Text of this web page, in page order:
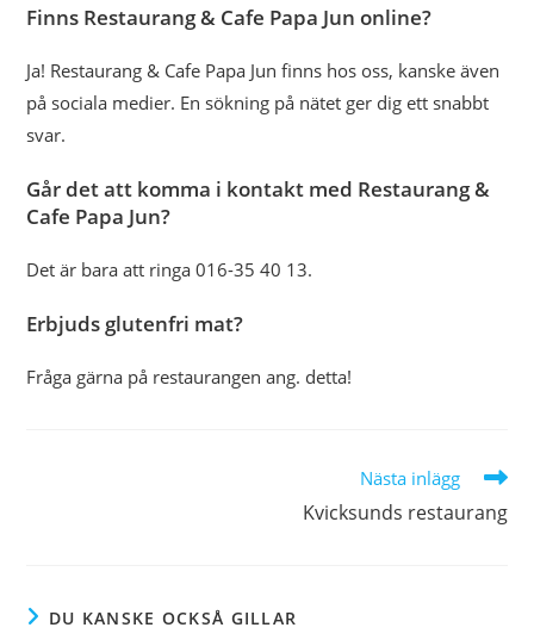
Finns Restaurang & Cafe Papa Jun online?
Ja! Restaurang & Cafe Papa Jun finns hos oss, kanske även
på sociala medier. En sökning på nätet ger dig ett snabbt
svar.
Går det att komma i kontakt med Restaurang &
Cafe Papa Jun?
Det är bara att ringa 016-35 40 13.
Erbjuds glutenfri mat?
Fråga gärna på restaurangen ang. detta!
Nästa inlägg
Kvicksunds restaurang
DU KANSKE OCKSÅ GILLAR